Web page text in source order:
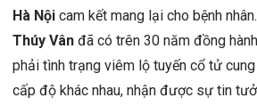
Hà Nội cam kết mang lại cho bệnh
Thúy Vân đã có trên 30 năm đồng
phải tình trạng viêm lộ tuyến cổ tử
cấp độ khác nhau, nhận được sự tin